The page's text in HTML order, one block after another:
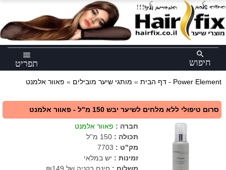
menu
תפריט
search
חיפוש
דף הבית » מותגי שיער מובילים » פאוור אלמנט - Power Element
סרום טיפולי ללא מלחים לשיער יבש 150 מ"ל - פאוור אלמנט
חברה : פאוור אלמנט
תכולה : 150 מ''ל
מק"ט :
7703
זמינות : יש במלאי
×